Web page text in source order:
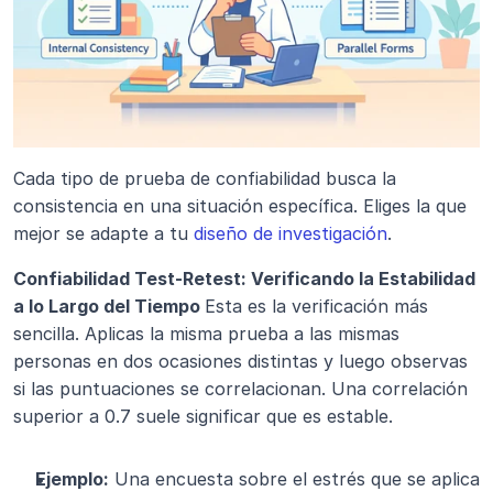
Cada tipo de prueba de confiabilidad busca la
consistencia en una situación específica. Eliges la que
mejor se adapte a tu diseño de investigación.
Confiabilidad Test-Retest: Verificando la Estabilidad
a lo Largo del Tiempo Esta es la verificación más
sencilla. Aplicas la misma prueba a las mismas
personas en dos ocasiones distintas y luego observas
si las puntuaciones se correlacionan. Una correlación
superior a 0.7 suele significar que es estable.
Ejemplo: Una encuesta sobre el estrés que se aplica